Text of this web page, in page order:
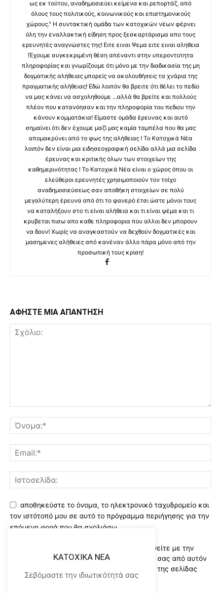
ως εκ τούτου, αναδημοσιεύει κείμενα και ρεπορτάζ, από
όλους τους πολιτικούς, κοινωνικούς και επιστημονικούς
χώρους." Η συντακτική ομάδα των κατοχικών νέων φέρνει
όλη την εναλλακτική είδηση προς ξεσκαρτάρισμα απο τους
ερευνητές αναγνώστες της! Ειτε ειναι Ψεμα ειτε ειναι αληθεια
!Έχουμε συγκεκριμένη θέση απέναντι στην υπεροντοτητα
πληροφορίας και γνωρίζουμε ότι μόνο με την διαδικασία της μη
δογματικής αλήθειας μπορείς να ακολουθήσεις τα χνάρια της
πραγματικής αλήθειας! Εδώ λοιπόν θα βρειτε ότι θέλει το πεδίο
να μας κάνει να ασχοληθούμε ...αλλά θα βρείτε και πολλούς
πλέον που κατανόησαν και την πληροφορία του πεδιου την
κάνουν κομματάκια! Είμαστε ομάδα έρευνας και αυτό
σημαίνει ότι δεν έχουμε μαζί μας καμία ταμπέλα που θα μας
απομακρύνει από το φως της αλήθειας ! Το Κατοχικά Νέα
λοιπόν δεν είναι μια ειδησεογραφική σελίδα αλλά μια σελίδα
έρευνας και κριτικής όλων των στοιχείων της
καθημερινότητας ! Το Κατοχικά Νέα είναι ο χώρος όπου οι
ελεύθεροι ερευνητές χρησιμοποιούν τον τοίχο
αναδημοσιεύσεως σαν αποθήκη στοιχείων σε πολύ
μεγαλύτερη έρευνα από ότι το φανερό έτσι ώστε μόνοι τους
να καταλήξουν στο τι είναι αλήθεια και τι είναι ψέμα και τι
κρυβεται πισω απο καθε πληροφορια που αλλοι δεν μπορουν
να δουν! Χωρίς να αναγκαστούν να δεχθούν δογματικές και
μασημενες αλήθειες από κανέναν άλλο πάρα μόνο από την
προσωπική τους κρίση!
ΑΦΗΣΤΕ ΜΙΑ ΑΠΑΝΤΗΣΗ
αποθηκεύστε το όνομα, το ηλεκτρονικό ταχυδρομείο και
τον ιστότοπό μου σε αυτό το πρόγραμμα περιήγησης για την
επόμενη φορά που θα σχολιάσω.
Χρησιμοποιώντας αυτό το έντυπο συμφωνείτε με την
αποθήκευση και χειρισμό των δεδομένων σας από αυτόν
τον ιστότοπο..Διαβάστε του ορους χρήσης της σελίδας
μας*
KATOXIKA NEA
Σεβόμαστε την ιδιωτικότητά σας